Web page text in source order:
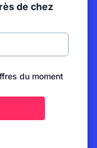
de chez
du moment